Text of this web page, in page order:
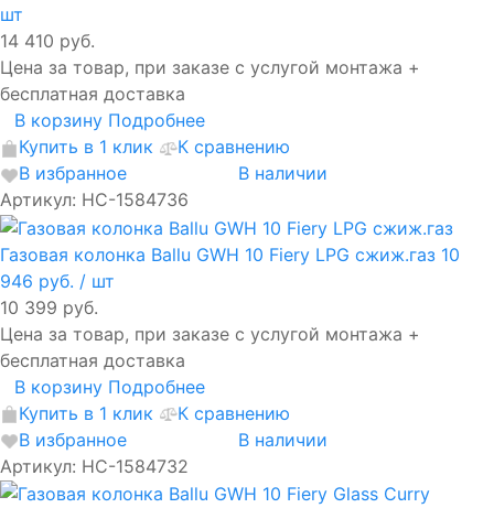
шт
14 410 руб.
Цена за товар, при заказе с услугой монтажа +
бесплатная доставка
В корзину Подробнее
Купить в 1 клик
К сравнению
В избранное
В наличии
Артикул: НС-1584736
Газовая колонка Ballu GWH 10 Fiery LPG сжиж.газ 10
946 руб. / шт
10 399 руб.
Цена за товар, при заказе с услугой монтажа +
бесплатная доставка
В корзину Подробнее
Купить в 1 клик
К сравнению
В избранное
В наличии
Артикул: НС-1584732